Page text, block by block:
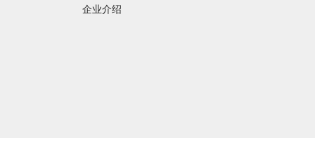
企业介绍